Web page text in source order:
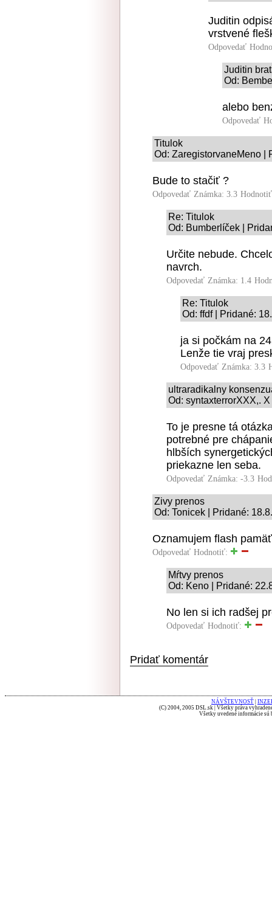
Juditin
vrstvené
Odpovedať
Juditin
Od:
alebo
Odpovedať
Titulok
Od: ZaregistorvaneMeno |
Bude to stačiť ?
Odpovedať Známka: 3.3
Re: Titulok
Od: Bumberlíček |
Určite nebude.
navrch.
Odpovedať Známka: 1.4
Re: Titulok
Od: ffdf | Pridané:
ja si počkám na
Lenže tie vraj
Odpovedať Známka: 3.3
ultraradikalny
Od: syntaxterrorXXX,.
To je presne tá
potrebné pre
hlbších
priekazne len seba.
Odpovedať Známka: -3.3
Zivy prenos
Od: Tonicek | Pridané:
Oznamujem flash
Odpovedať Hodnotiť:
Mŕtvy prenos
Od: Keno | Pridané:
No len si ich radšej
Odpovedať Hodnotiť:
Pridať komentár
NÁVŠTEVNOSŤ
(C) 2004, 2005 DSL.sk | Všetky práva
Všetky uvedené informácie sú